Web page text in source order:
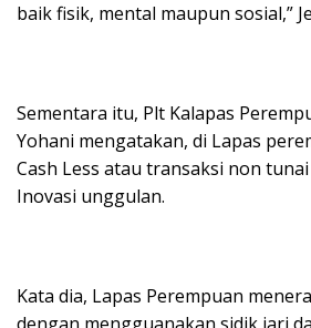
baik fisik, mental maupun sosial,”
Sementara itu, Plt Kalapas
Yohani mengatakan, di Lapas
Cash Less atau transaksi non
Inovasi unggulan.
Kata dia, Lapas Perempuan